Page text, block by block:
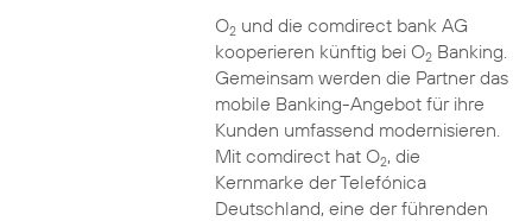
O2und die comdirect bank AG
kooperieren künftig bei O2Banking.
Gemeinsam werden die Partner das
mobile Banking-Angebot für ihre
Kunden umfassend modernisieren.
Mit comdirect hat O2, die
Kernmarke der Telefónica
Deutschland, eine der führenden